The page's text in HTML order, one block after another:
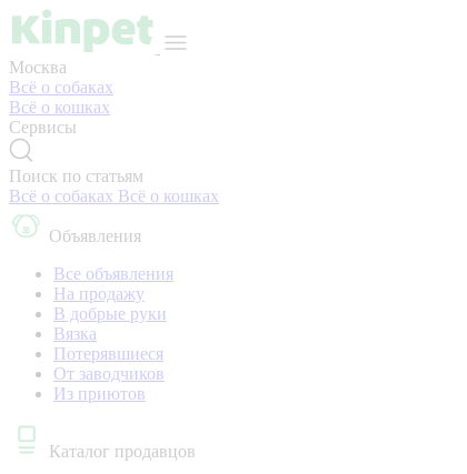
Москва
Всё о собаках
Всё о кошках
Сервисы
Поиск по статьям
Всё о собаках Всё о кошках
Объявления
Все объявления
На продажу
В добрые руки
Вязка
Потерявшиеся
От заводчиков
Из приютов
Каталог продавцов